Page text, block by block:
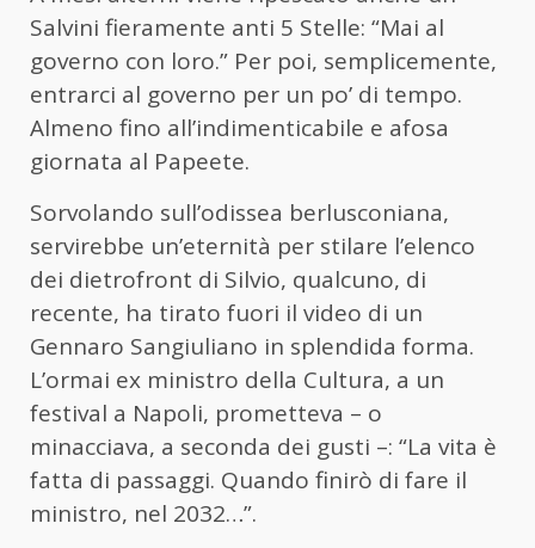
Salvini fieramente anti 5 Stelle: “Mai al
governo con loro.” Per poi, semplicemente,
entrarci al governo per un po’ di tempo.
Almeno fino all’indimenticabile e afosa
giornata al Papeete.
Sorvolando sull’odissea berlusconiana,
servirebbe un’eternità per stilare l’elenco
dei dietrofront di Silvio, qualcuno, di
recente, ha tirato fuori il video di un
Gennaro Sangiuliano in splendida forma.
L’ormai ex ministro della Cultura, a un
festival a Napoli, prometteva – o
minacciava, a seconda dei gusti –: “La vita è
fatta di passaggi. Quando finirò di fare il
ministro, nel 2032…”.